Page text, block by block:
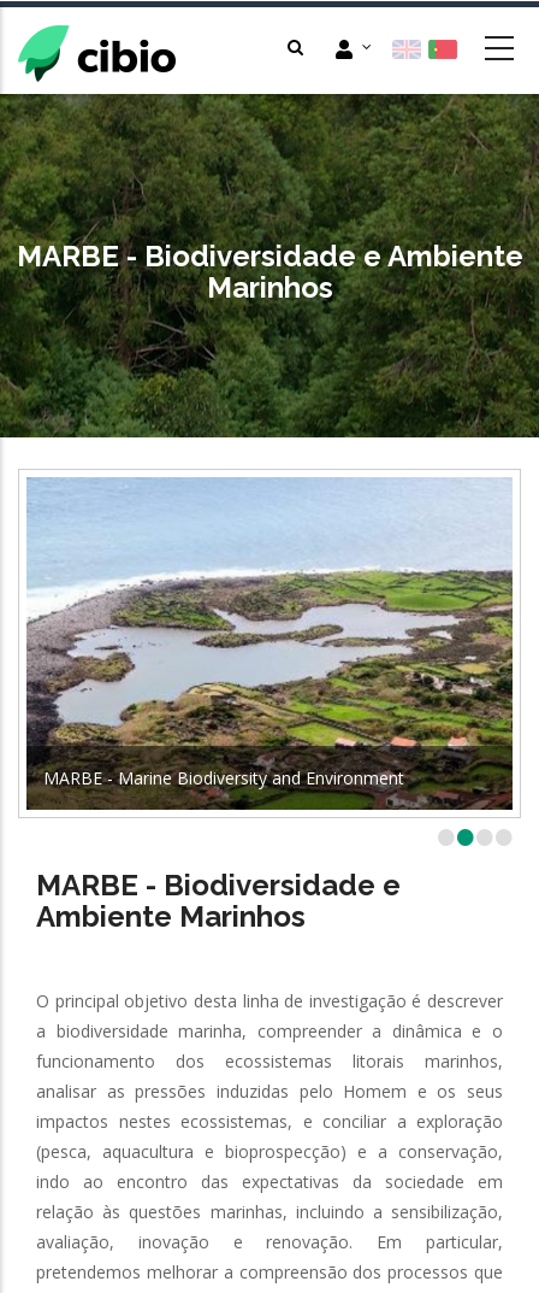
Passar
para
conteúdo
principal
MARBE - Biodiversidade e Ambiente
Marinhos
MARBE - Marine Biodiversity and Environment
••••
MARBE - Biodiversidade e
Ambiente Marinhos
O principal objetivo desta linha de investigação é descrever
a biodiversidade marinha, compreender a dinâmica e o
funcionamento dos ecossistemas litorais marinhos,
analisar as pressões induzidas pelo Homem e os seus
impactos nestes ecossistemas, e conciliar a exploração
(pesca, aquacultura e bioprospecção) e a conservação,
indo ao encontro das expectativas da sociedade em
relação às questões marinhas, incluindo a sensibilização,
avaliação, inovação e renovação. Em particular,
pretendemos melhorar a compreensão dos processos que